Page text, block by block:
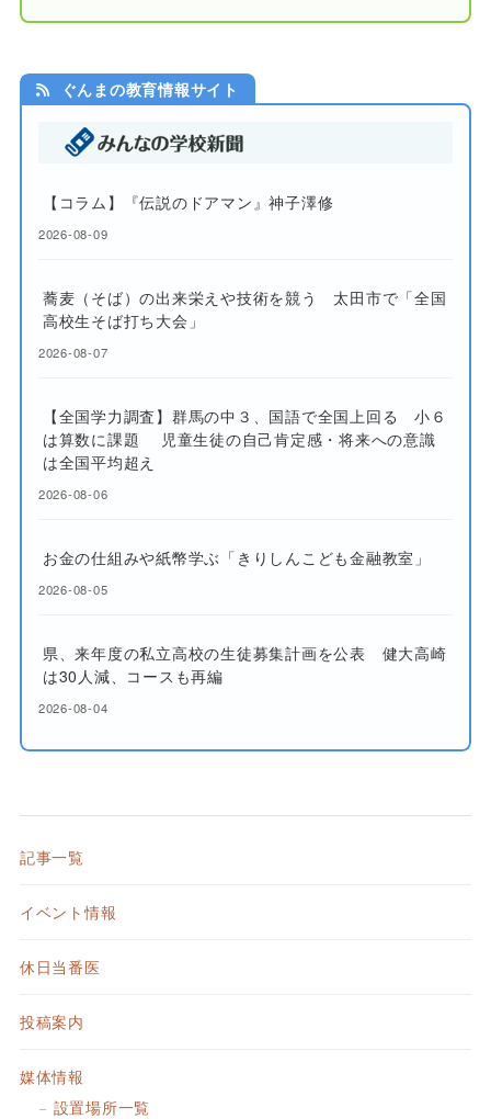
ぐんまの教育情報サイト
【コラム】『伝説のドアマン』神子澤修
2026-08-09
蕎麦（そば）の出来栄えや技術を競う 太田市で「全国
高校生そば打ち大会」
2026-08-07
【全国学力調査】群馬の中３、国語で全国上回る 小６
は算数に課題 児童生徒の自己肯定感・将来への意識
は全国平均超え
2026-08-06
お金の仕組みや紙幣学ぶ「きりしんこども金融教室」
2026-08-05
県、来年度の私立高校の生徒募集計画を公表 健大高崎
は30人減、コースも再編
2026-08-04
記事一覧
イベント情報
休日当番医
投稿案内
媒体情報
設置場所一覧